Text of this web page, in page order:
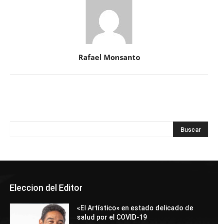
Rafael Monsanto
Eleccion del Editor
«El Artístico» en estado delicado de
salud por el COVID-19